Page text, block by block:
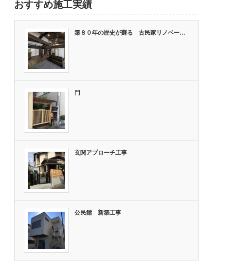
おすすめ施工実績
築８０年の歴史が蘇る 古民家リノベー…
門
玄関アプローチ工事
公民館 新築工事